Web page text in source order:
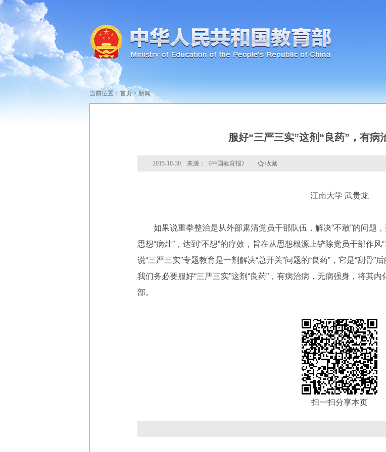
当前位置： 首页>新闻
服好“三严三实”这剂“良药”，有病
2015-10-30 来源：《中国教育报》 收藏
江南大学 武贵龙
如果说重拳整治是从外部肃清党员干部队伍，解决“不敢”的问题，
思想“病灶”，达到“不想”的疗效，旨在从思想根源上铲除党员干部作
说“三严三实”专题教育是一剂解决“总开关”问题的“良药”，它是“刮骨”后
我们务必要服好“三严三实”这剂“良药”，有病治病，无病强身，将其
部。
扫一扫分享本页